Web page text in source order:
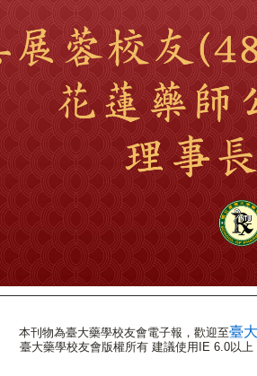
本刊物為臺大藥學校友會電子報，歡迎至臺
臺大藥學校友會版權所有 建議使用IE 6.0以上